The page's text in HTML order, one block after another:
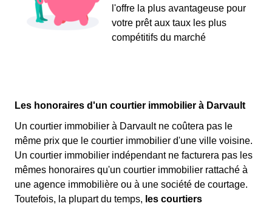
l'offre la plus avantageuse pour
votre prêt aux taux les plus
compétitifs du marché
Les honoraires d'un courtier immobilier à Darvault
Un courtier immobilier à Darvault ne coûtera pas le
même prix que le courtier immobilier d'une ville voisine.
Un courtier immobilier indépendant ne facturera pas les
mêmes honoraires qu'un courtier immobilier rattaché à
une agence immobilière ou à une société de courtage.
Toutefois, la plupart du temps, les courtiers